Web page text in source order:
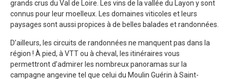
grands crus du Val de Loire. Les vins de la vallée du Layon y sont
connus pour leur moelleux. Les domaines viticoles et leurs
paysages sont aussi propices à de belles balades et randonnées.
D’ailleurs, les circuits de randonnées ne manquent pas dans la
région ! À pied, à VTT ou à cheval, les itinéraires vous
permettront d’admirer les nombreux panoramas sur la
campagne angevine tel que celui du Moulin Guérin à Saint-